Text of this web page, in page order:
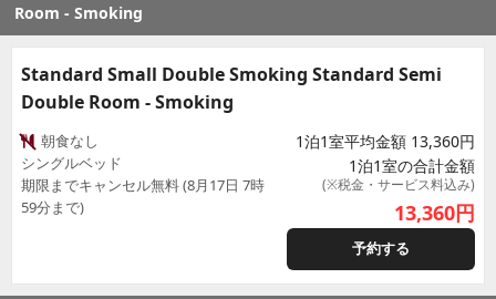
Room - Smoking
Standard Small Double Smoking Standard Semi
Double Room - Smoking
朝食なし
シングルベッド
期限までキャンセル無料 (8月17日 7時
59分まで)
1泊1室平均金額 13,360円
1泊1室の合計金額
(※税金・サービス料込み)
13,360円
予約する